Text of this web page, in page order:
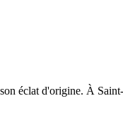
éclat d'origine. À